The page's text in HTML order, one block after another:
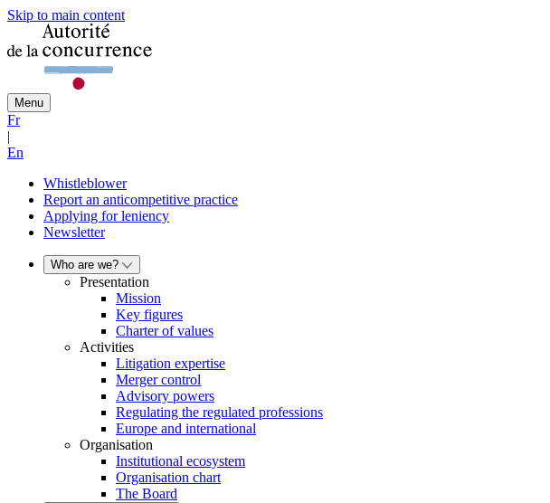
Skip to main content
Menu
Fr
|
En
Whistleblower
Report an anticompetitive practice
Applying for leniency
Newsletter
Who are we?
Presentation
Mission
Key figures
Charter of values
Activities
Litigation expertise
Merger control
Advisory powers
Regulating the regulated professions
Europe and international
Organisation
Institutional ecosystem
Organisation chart
The Board